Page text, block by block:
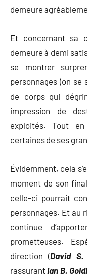
demeure
Et concernant sa
demeure à demi
se montrer
personnages (on se
de corps qui
impression de
exploités. Tout
certaines de ses
Évidemment, cela
moment de son
celle-ci pourrait
personnages. Et au
continue
prometteuses.
direction (David S.
rassurant Ian B.